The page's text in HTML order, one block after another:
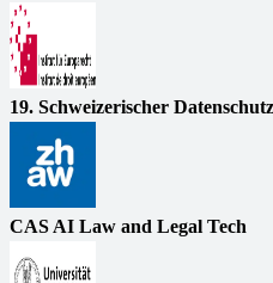
19. Schweizerischer
CAS AI Law and Legal Tech